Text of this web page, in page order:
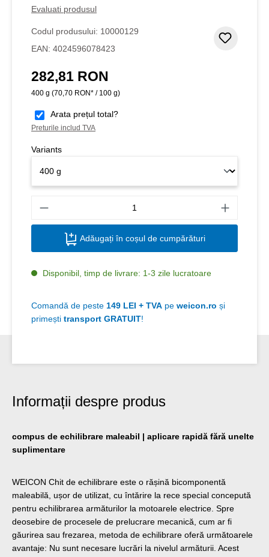
Evaluati produsul
Codul produsului: 10000129
EAN: 4024596078423
Preț obișnuit:
282,81 RON
400 g (70,70 RON* / 100 g)
Arata prețul total?
Preturile includ TVA
Variants
Adăugați în coșul de cumpărături
Disponibil, timp de livrare: 1-3 zile lucratoare
Comandă de peste 149 LEI + TVA pe weicon.ro și
primești transport GRATUIT!
Informații despre produs
compus de echilibrare maleabil | aplicare rapidă fără unelte
suplimentare
WEICON Chit de echilibrare este o rășină bicomponentă
maleabilă, ușor de utilizat, cu întărire la rece special concepută
pentru echilibrarea armăturilor la motoarele electrice. Spre
deosebire de procesele de prelucrare mecanică, cum ar fi
găurirea sau frezarea, metoda de echilibrare oferă următoarele
avantaje: Nu sunt necesare lucrări la nivelul armăturii. Acest